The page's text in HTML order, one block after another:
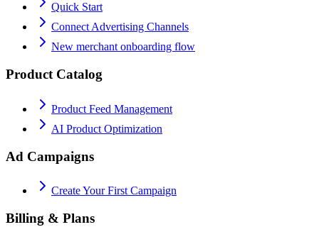
Quick Start
Connect Advertising Channels
New merchant onboarding flow
Product Catalog
Product Feed Management
AI Product Optimization
Ad Campaigns
Create Your First Campaign
Billing & Plans